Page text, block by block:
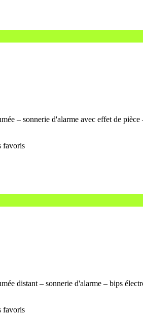
– sonnerie d'alarme avec effet de
distant – sonnerie d'alarme – bips